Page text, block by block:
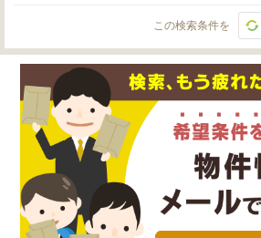
この検索条件を